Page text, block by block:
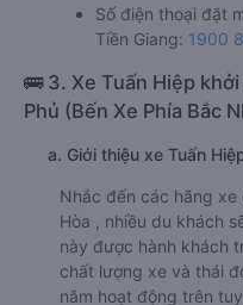
Số điện thoại đặt
Tiền Giang: 1900
🚌 3. Xe Tuấn Hiệp
Phủ (Bến Xe Phía Bắc
a. Giới thiệu xe Tuấn
Nhắc đến các hãng xe
Hòa , nhiều du khách
này được hành khách
chất lượng xe và thái
năm hoạt động trên